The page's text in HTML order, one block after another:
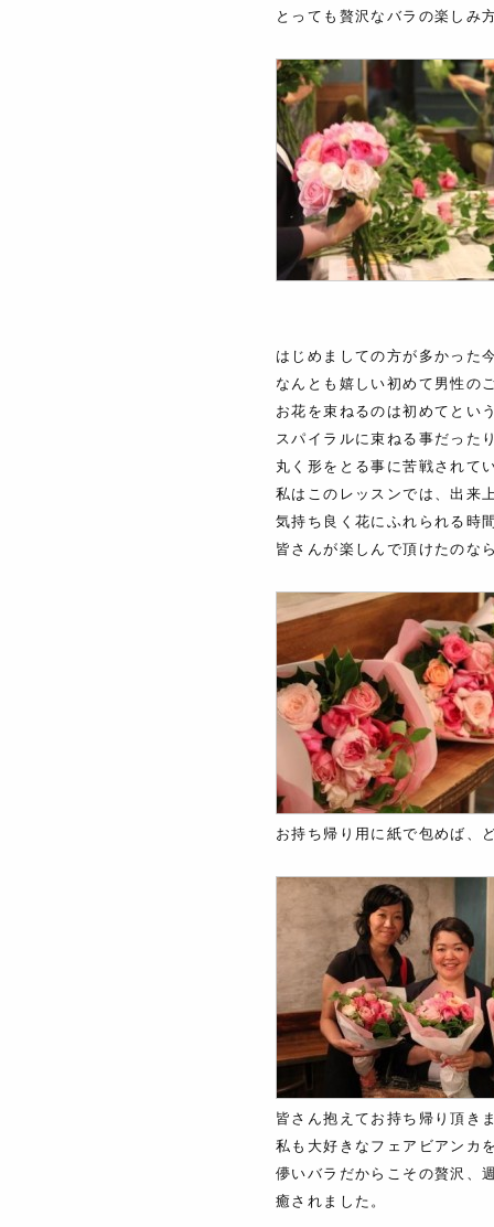
とっても贅沢なバラの楽しみ
はじめましての方が多かった
なんとも嬉しい初めて男性の
お花を束ねるのは初めてとい
スパイラルに束ねる事だった
丸く形をとる事に苦戦されて
私はこのレッスンでは、出来
気持ち良く花にふれられる時
皆さんが楽しんで頂けたのな
お持ち帰り用に紙で包めば、
皆さん抱えてお持ち帰り頂き
私も大好きなフェアビアンカ
儚いバラだからこその贅沢、
癒されました。